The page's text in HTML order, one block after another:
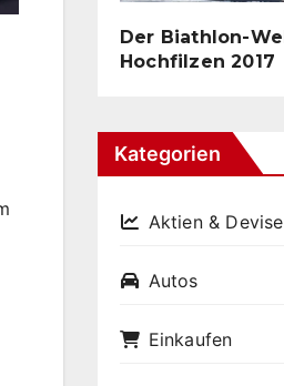
Der Biathlon-
Hochfilzen 2017
Kategorien
Aktien &
Autos
Einkaufen